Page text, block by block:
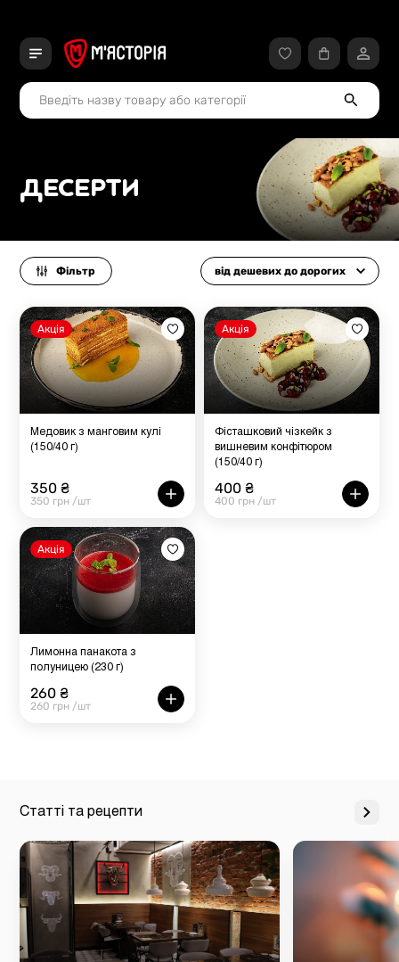
ДЕСЕРТИ
Фільтр від дешевих до дорогих
Акція
Медовик з манговим кулі
(150/40 г)
350 ₴
350 грн /шт
Акція
Фісташковий чізкейк з
вишневим конфітюром
(150/40 г)
400 ₴
400 грн /шт
Акція
Лимонна панакота з
полуницею (230 г)
260 ₴
260 грн /шт
Статті та рецепти